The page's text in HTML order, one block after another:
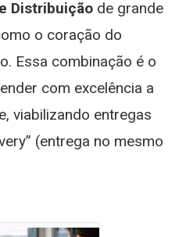
Distribuiçãode grande
o coração do
Essa combinação é o
com excelência a
viabilizando entregas
(entrega no mesmo